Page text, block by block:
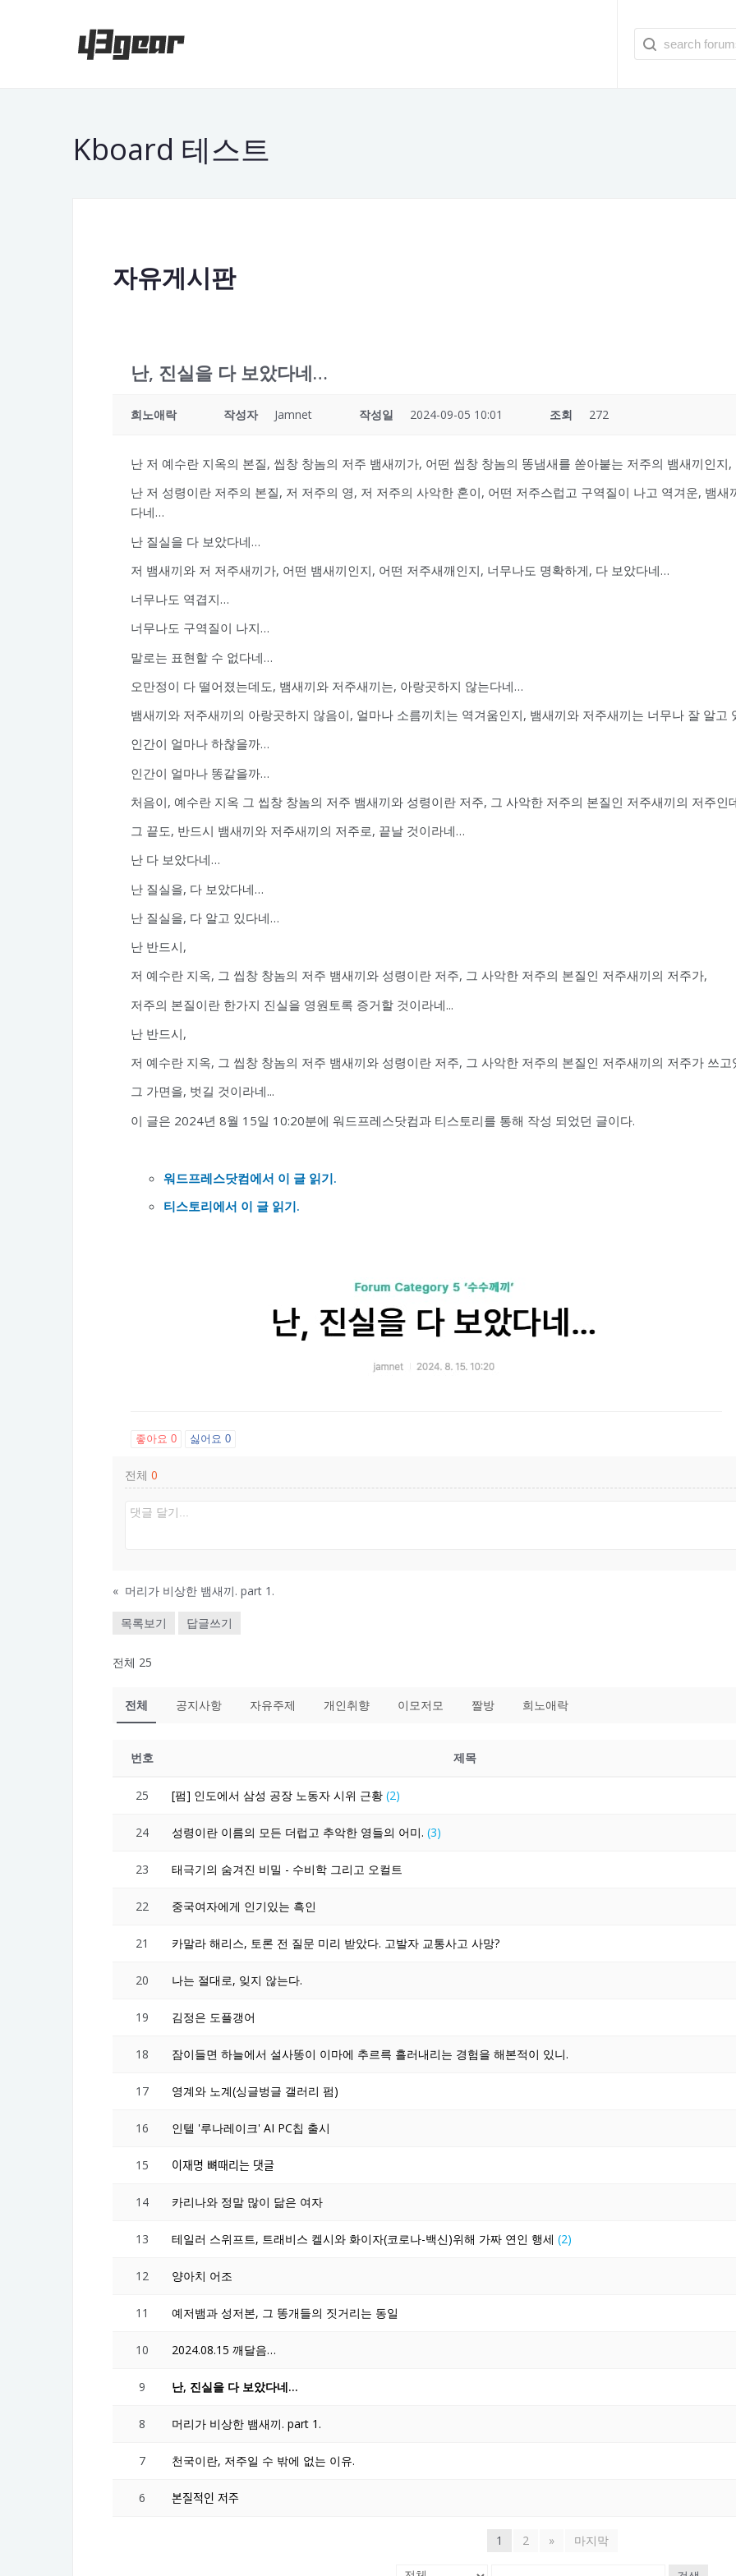
Kboard 테스트
자유게시판
난, 진실을 다 보았다네…
희노애락 작성자 Jamnet 작성일 2024-09-05 10:01 조회 272
난 저 예수란 지옥의 본질, 씹창 창놈의 저주 뱀새끼가, 어떤 씹창 창놈의 똥냄새를 쏟아붙는 저주의 뱀새끼인지
난 저 성령이란 저주의 본질, 저 저주의 영, 저 저주의 사악한 혼이, 어떤 저주스럽고 구역질이 나고 역겨운, 뱀
다네…
난 질실을 다 보았다네…
저 뱀새끼와 저 저주새끼가, 어떤 뱀새끼인지, 어떤 저주새깨인지, 너무나도 명확하게, 다 보았다네…
너무나도 역겹지…
너무나도 구역질이 나지…
말로는 표현할 수 없다네…
오만정이 다 떨어졌는데도, 뱀새끼와 저주새끼는, 아랑곳하지 않는다네…
뱀새끼와 저주새끼의 아랑곳하지 않음이, 얼마나 소름끼치는 역겨움인지, 뱀새끼와 저주새끼는 너무나 잘 알고
인간이 얼마나 하찮을까…
인간이 얼마나 똥같을까…
처음이, 예수란 지옥 그 씹창 창놈의 저주 뱀새끼와 성령이란 저주, 그 사악한 저주의 본질인 저주새끼의 저주인
그 끝도, 반드시 뱀새끼와 저주새끼의 저주로, 끝날 것이라네…
난 다 보았다네…
난 질실을, 다 보았다네…
난 질실을, 다 알고 있다네…
난 반드시,
저 예수란 지옥, 그 씹창 창놈의 저주 뱀새끼와 성령이란 저주, 그 사악한 저주의 본질인 저주새끼의 저주가,
저주의 본질이란 한가지 진실을 영원토록 증거할 것이라네...
난 반드시,
저 예수란 지옥, 그 씹창 창놈의 저주 뱀새끼와 성령이란 저주, 그 사악한 저주의 본질인 저주새끼의 저주가 쓰고
그 가면을, 벗길 것이라네...
이 글은 2024년 8월 15일 10:20분에 워드프레스닷컴과 티스토리를 통해 작성 되었던 글이다.
워드프레스닷컴에서 이 글 읽기.
티스토리에서 이 글 읽기.
좋아요 0 싫어요 0
전체 0
« 머리가 비상한 뱀새끼. part 1.
목록보기 답글쓰기
전체 25
전체 공지사항 자유주제 개인취향 이모저모 짤방 희노애락
번호 제목
25 [펌] 인도에서 삼성 공장 노동자 시위 근황 (2)
24 성령이란 이름의 모든 더럽고 추악한 영들의 어미. (3)
23 태극기의 숨겨진 비밀 - 수비학 그리고 오컬트
22 중국여자에게 인기있는 흑인
21 카말라 해리스, 토론 전 질문 미리 받았다. 고발자 교통사고 사망?
20 나는 절대로, 잊지 않는다.
19 김정은 도플갱어
18 잠이들면 하늘에서 설사똥이 이마에 추르륵 흘러내리는 경험을 해본적이 있니.
17 영계와 노계(싱글벙글 갤러리 펌)
16 인텔 '루나레이크' AI PC칩 출시
15 이재명 뼈때리는 댓글
14 카리나와 정말 많이 닮은 여자
13 테일러 스위프트, 트래비스 켈시와 화이자(코로나-백신)위해 가짜 연인 행세 (2)
12 양아치 어조
11 예저뱀과 성저본, 그 똥개들의 짓거리는 동일
10 2024.08.15 깨달음…
9 난, 진실을 다 보았다네…
8 머리가 비상한 뱀새끼. part 1.
7 천국이란, 저주일 수 밖에 없는 이유.
6 본질적인 저주
1 2 » 마지막